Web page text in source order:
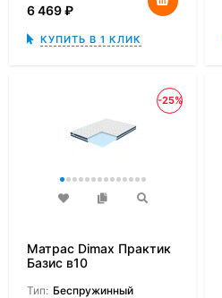
6 469₽
КУПИТЬ В 1 КЛИК
-25%
Матрас Dimax Практик
Базис в10
Тип: Беспружинный